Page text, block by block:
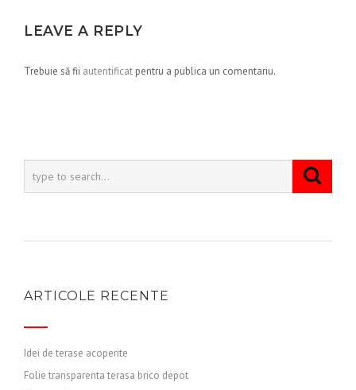
LEAVE A REPLY
Trebuie să fii autentificat pentru a publica un comentariu.
ARTICOLE RECENTE
Idei de terase acoperite
Folie transparenta terasa brico depot